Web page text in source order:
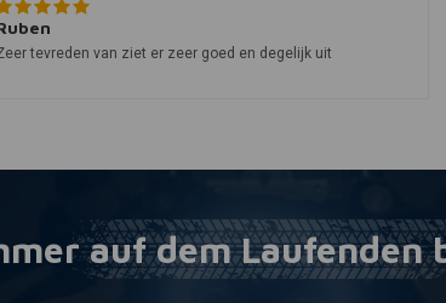
tevreden van ziet er zeer goed en degelijk uit
auf dem Laufenden